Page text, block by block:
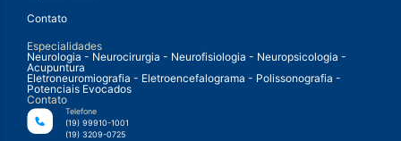
Contato
Especialidades
Neurologia - Neurocirurgia - Neurofisiologia - Neuropsicologia -
Acupuntura
Eletroneuromiografia - Eletroencefalograma - Polissonografia -
Potenciais Evocados
Contato
Telefone
(19) 99910-1001
(19) 3209-0725